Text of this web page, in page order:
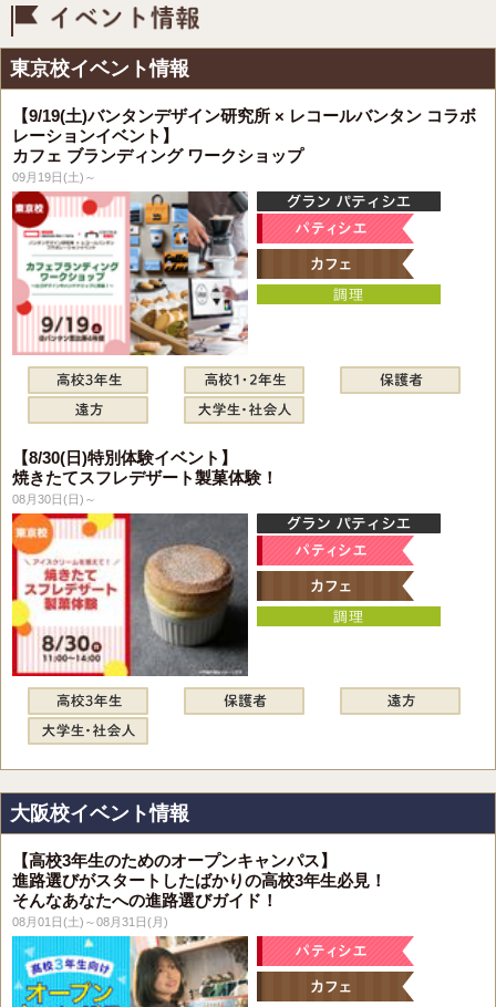
東京校イベント情報
【9/19(土)バンタンデザイン研究所 × レコールバンタン コラボ
レーションイベント】
カフェ ブランディング ワークショップ
09月19日(土)～
【8/30(日)特別体験イベント】
焼きたてスフレデザート製菓体験！
08月30日(日)～
大阪校イベント情報
【高校3年生のためのオープンキャンパス】
進路選びがスタートしたばかりの高校3年生必見！
そんなあなたへの進路選びガイド！
08月01日(土)～08月31日(月)